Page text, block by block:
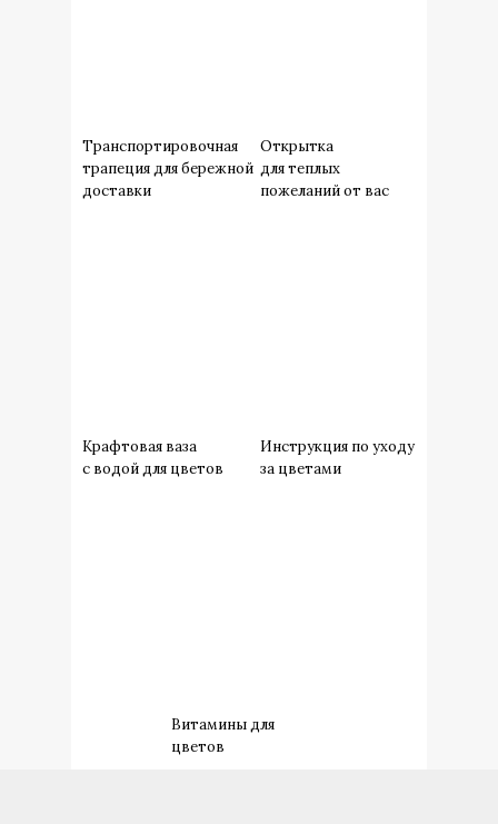
Транспортировочная
трапеция для бережной
доставки
Открытка
для теплых
пожеланий от вас
Крафтовая ваза
с водой для цветов
Инструкция по уходу
за цветами
Витамины для
цветов